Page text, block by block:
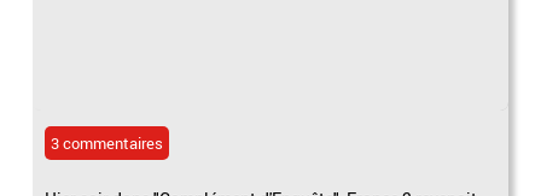
3 commentaires